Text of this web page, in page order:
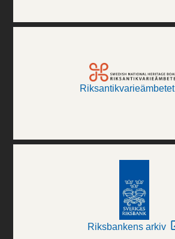
Riksantikvarieämbetet
Riksbankens arkiv